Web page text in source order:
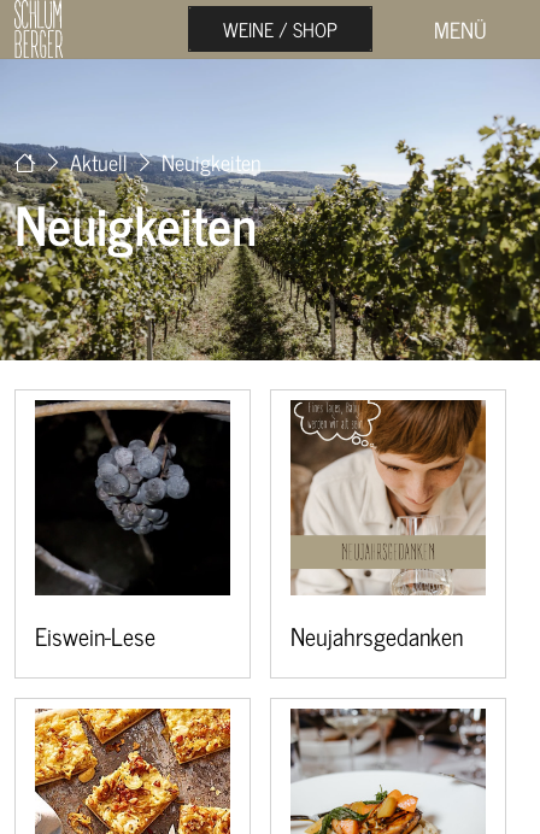
MENÜ
WEINE / SHOP
Aktuell Neuigkeiten
Neuigkeiten
Eiswein-Lese Neujahrsgedanken